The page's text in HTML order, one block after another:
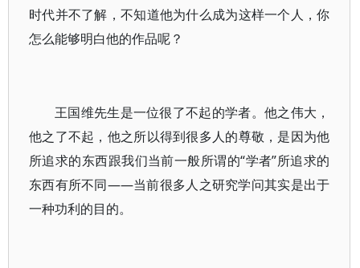
时代并不了解，不知道他为什么成为这样一个人，你
怎么能够明白他的作品呢？
王国维先生是一位很了不起的学者。他之伟大，
他之了不起，他之所以得到很多人的尊敬，是因为他
所追求的东西跟我们当前一般所谓的“学者”所追求的
东西有所不同——当前很多人之研究学问其实是出于
一种功利的目的。